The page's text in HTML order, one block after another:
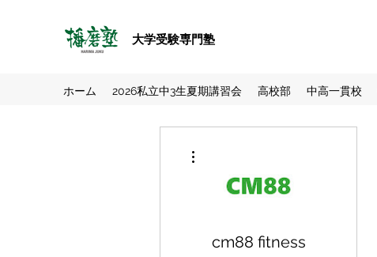
大学受験専門塾
ホーム 2026私立中3生夏期講習会 高校部 中高一貫校
cm88 fitness